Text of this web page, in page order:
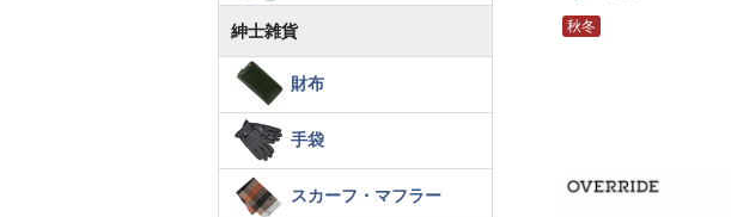
秋冬
紳士雑貨
財布
手袋
スカーフ・マフラー